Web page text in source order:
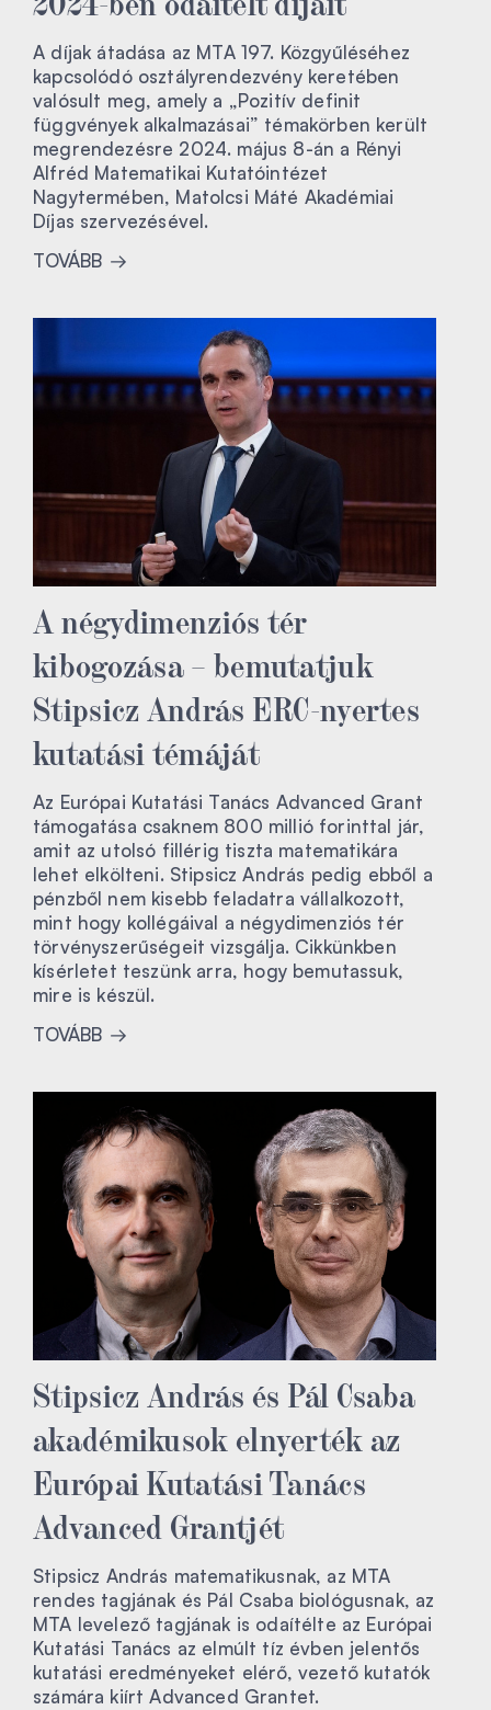
A díjak átadása az MTA 197. Közgyűléséhez
kapcsolódó osztályrendezvény keretében
valósult meg, amely a „Pozitív definit
függvények alkalmazásai” témakörben került
megrendezésre 2024. május 8-án a Rényi
Alfréd Matematikai Kutatóintézet
Nagytermében, Matolcsi Máté Akadémiai
Díjas szervezésével.
TOVÁBB
A négydimenziós tér
kibogozása – bemutatjuk
Stipsicz András ERC-nyertes
kutatási témáját
Az Európai Kutatási Tanács Advanced Grant
támogatása csaknem 800 millió forinttal jár,
amit az utolsó fillérig tiszta matematikára
lehet elkölteni. Stipsicz András pedig ebből a
pénzből nem kisebb feladatra vállalkozott,
mint hogy kollégáival a négydimenziós tér
törvényszerűségeit vizsgálja. Cikkünkben
kísérletet teszünk arra, hogy bemutassuk,
mire is készül.
TOVÁBB
Stipsicz András és Pál Csaba
akadémikusok elnyerték az
Európai Kutatási Tanács
Advanced Grantjét
Stipsicz András matematikusnak, az MTA
rendes tagjának és Pál Csaba biológusnak, az
MTA levelező tagjának is odaítélte az Európai
Kutatási Tanács az elmúlt tíz évben jelentős
kutatási eredményeket elérő, vezető kutatók
számára kiírt Advanced Grantet.